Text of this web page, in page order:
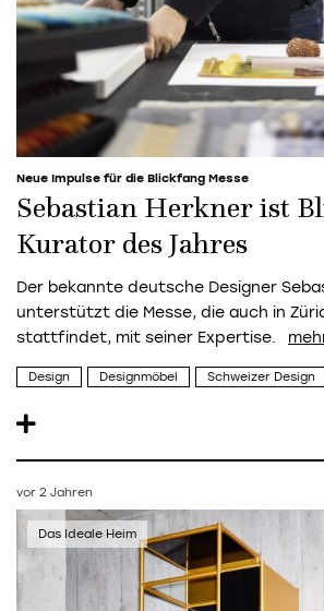
Neue Impulse für die Blickfang Messe
Sebastian Herkner ist
Kurator des Jahres
Der bekannte deutsche Designer
unterstützt die Messe, die auch in
stattfindet, mit seiner Expertise.
Design Designmöbel Schweizer Design
vor 2 Jahren